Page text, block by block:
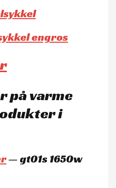
engros
på varme
i
— gt01s 1650w